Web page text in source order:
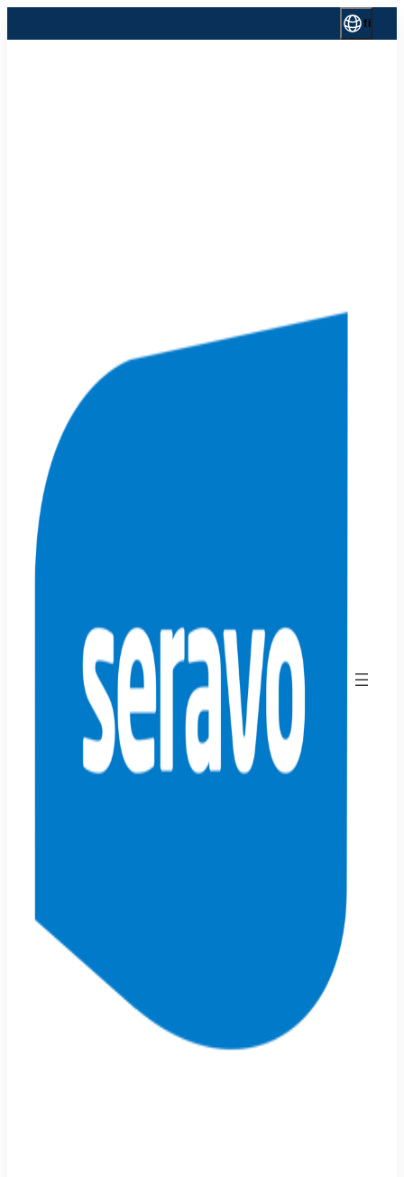
sisältöön
fi